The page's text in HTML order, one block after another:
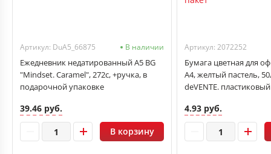
Артикул: DuA5_66875 В наличии
Ежедневник недатированный А5 BG
"Mindset. Caramel", 272с, +ручка, в
подарочной упаковке
39.46 руб.
В корзину
Артикул: 2072252
Бумага цветная для
А4, желтый пастель,
deVENTE.
4.93 руб.